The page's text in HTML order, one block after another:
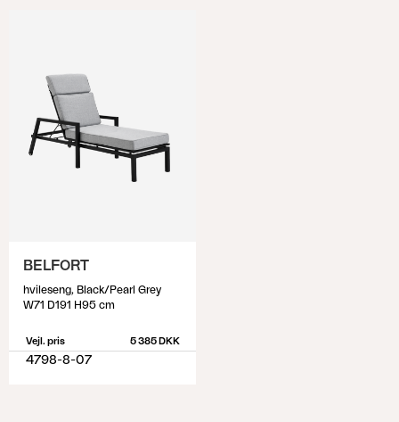
BELFORT
hvileseng, Black/Pearl Grey
W71 D191 H95 cm
Vejl. pris 5 385 DKK
4798-8-07